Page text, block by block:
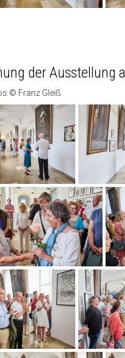
der Ausstellung
© Franz Gleiß